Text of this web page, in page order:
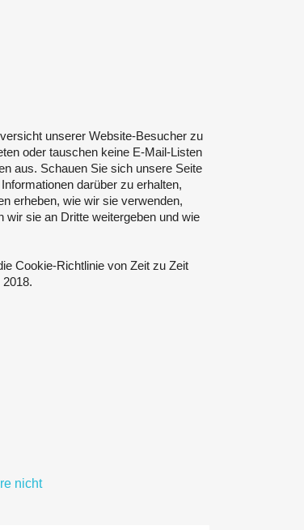
unserer Website-Besucher zu
oder tauschen keine E-Mail-Listen
aus. Schauen Sie sich unsere Seite
darüber zu erhalten,
erheben, wie wir sie verwenden,
wir sie an Dritte weitergeben und wie
Cookie-Richtlinie von Zeit zu Zeit
nicht